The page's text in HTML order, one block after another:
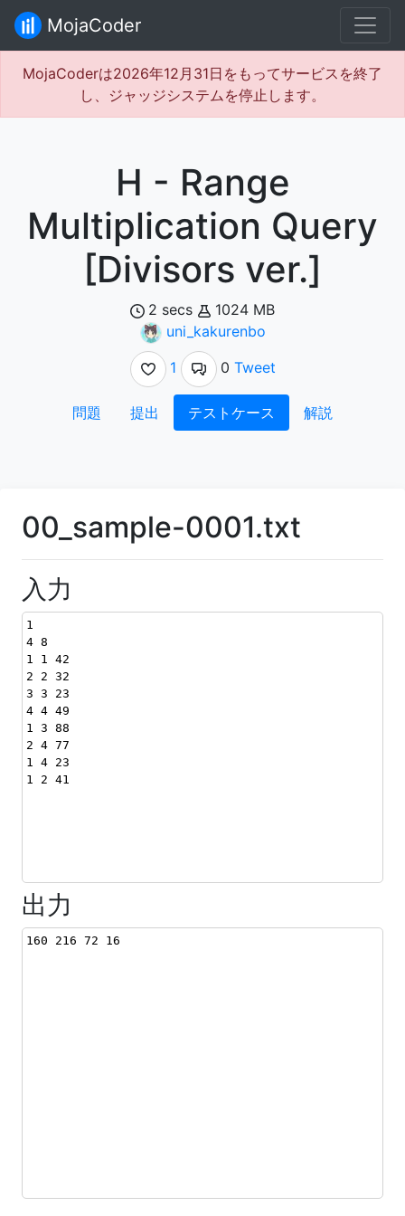
MojaCoder
MojaCoderは2026年12月31日をもってサービスを終了
し、ジャッジシステムを停止します。
H - Range
Multiplication Query
[Divisors ver.]
2 secs
1024 MB
uni_kakurenbo
1
0 Tweet
問題 提出 テストケース 解説
00_sample-0001.txt
入力
1
4 8
1 1 42
2 2 32
3 3 23
4 4 49
1 3 88
2 4 77
1 4 23
1 2 41
出力
160 216 72 16